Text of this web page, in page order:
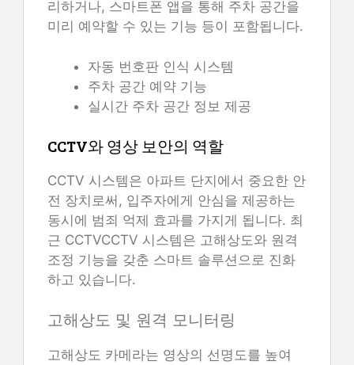
리하거나, 스마트폰 앱을 통해 주차 공간을
미리 예약할 수 있는 기능 등이 포함됩니다.
자동 번호판 인식 시스템
주차 공간 예약 기능
실시간 주차 공간 정보 제공
CCTV와 영상 보안의 역할
CCTV 시스템은 아파트 단지에서 중요한 안
전 장치로써, 입주자에게 안심을 제공하는
동시에 범죄 억제 효과를 가지게 됩니다. 최
근 CCTVCCTV 시스템은 고해상도와 원격
조정 기능을 갖춘 스마트 솔루션으로 진화
하고 있습니다.
고해상도 및 원격 모니터링
고해상도 카메라는 영상의 선명도를 높여